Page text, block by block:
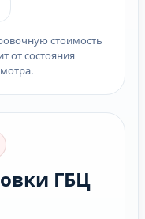
стоимость
от состояния
ГБЦ